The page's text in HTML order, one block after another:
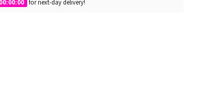
00:00:00 for next-day delivery!